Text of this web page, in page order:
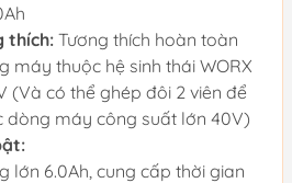
thích:Tương thích hoàn toàn
máy thuộc hệ sinh thái WORX
(Và có thể ghép đôi 2 viên để
dòng máy công suất lớn 40V)
lớn 6.0Ah, cung cấp thời gian